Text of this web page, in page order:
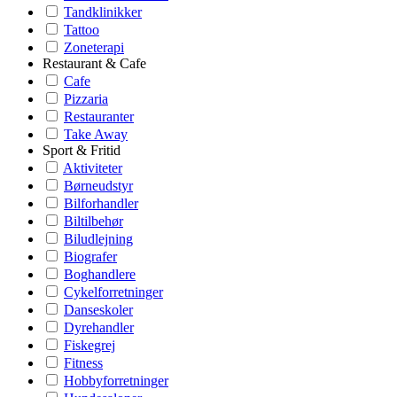
Tandklinikker
Tattoo
Zoneterapi
Restaurant & Cafe
Cafe
Pizzaria
Restauranter
Take Away
Sport & Fritid
Aktiviteter
Børneudstyr
Bilforhandler
Biltilbehør
Biludlejning
Biografer
Boghandlere
Cykelforretninger
Danseskoler
Dyrehandler
Fiskegrej
Fitness
Hobbyforretninger